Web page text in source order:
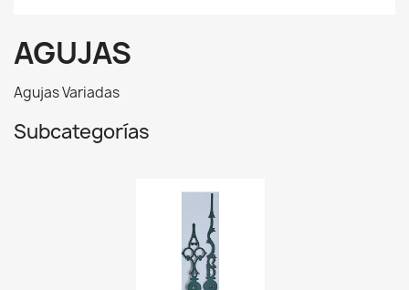
AGUJAS
Agujas Variadas
Subcategorías